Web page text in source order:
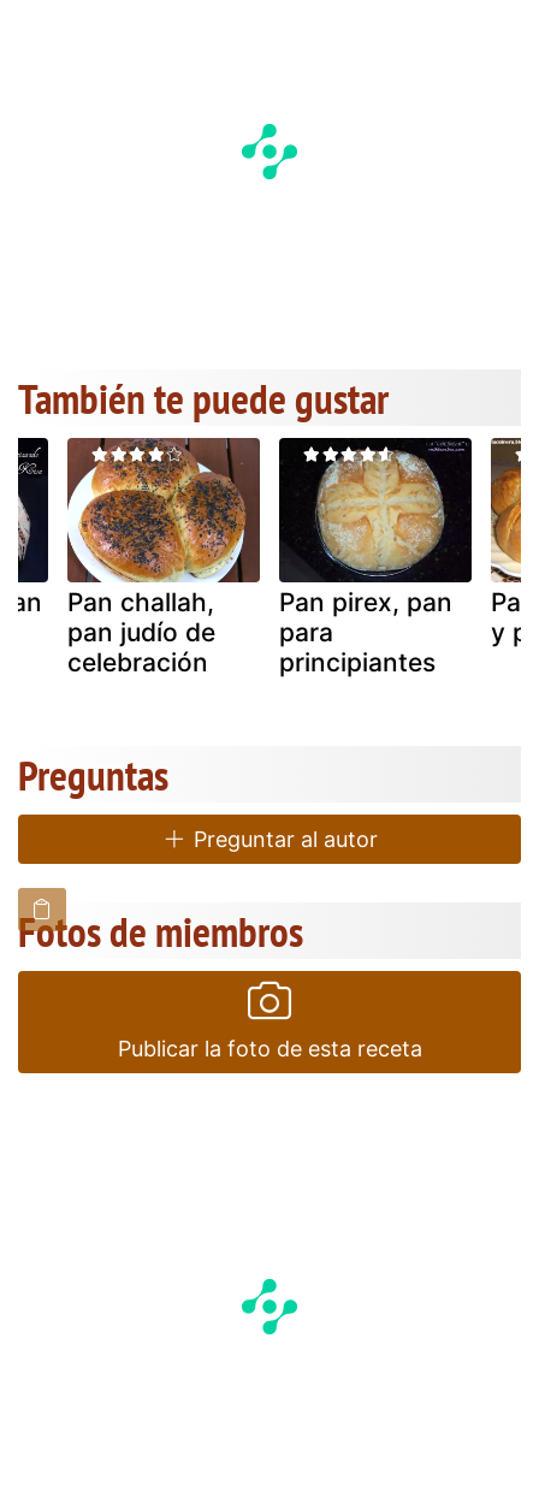
También te puede gustar
Pan challah,
pan judío de
celebración
Pan pirex, pan
para
principiantes
y
Preguntas
Preguntar al autor
Fotos de miembros
Publicar la foto de esta receta